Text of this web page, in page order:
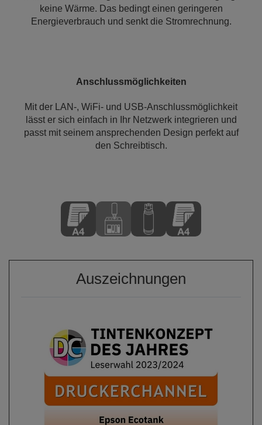
keine Wärme. Das bedingt einen geringeren
Energieverbrauch und senkt die Stromrechnung.
Anschlussmöglichkeiten
Mit der LAN-, WiFi- und USB-Anschlussmöglichkeit
lässt er sich einfach in Ihr Netzwerk integrieren und
passt mit seinem ansprechenden Design perfekt auf
den Schreibtisch.
Auszeichnungen